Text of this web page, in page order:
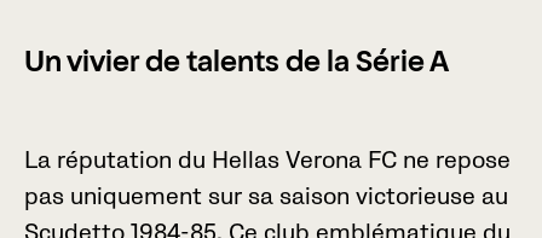
Un vivier de talents de la Série A
La réputation du Hellas Verona FC ne repose
pas uniquement sur sa saison victorieuse au